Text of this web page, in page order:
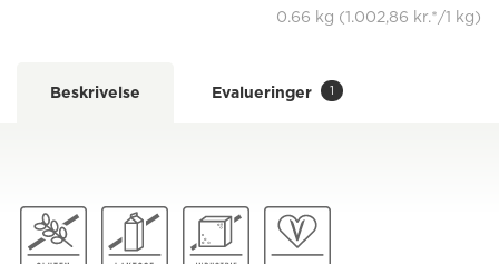
0.66 kg (1.002,86 kr.*/1 kg)
Beskrivelse Evalueringer 1